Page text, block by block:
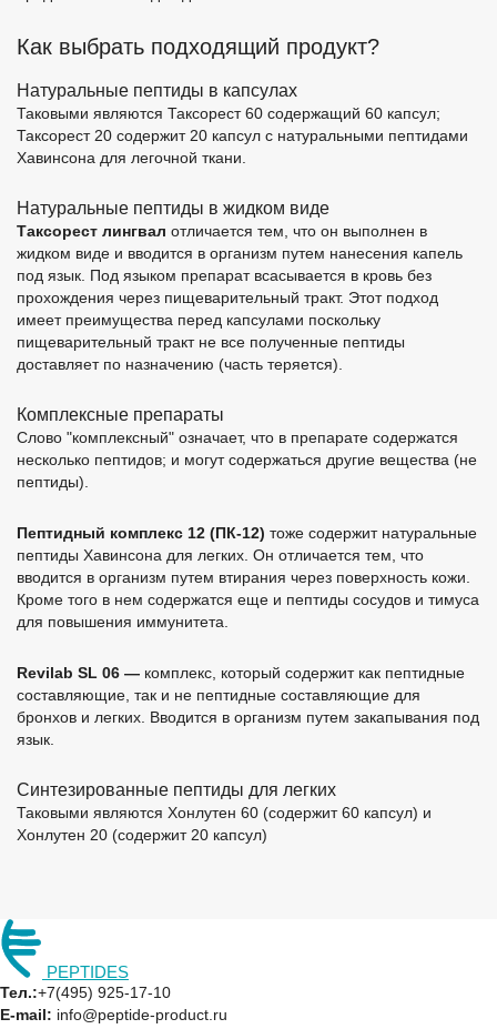
Как выбрать подходящий продукт?
Натуральные пептиды в капсулах
Таковыми являются Таксорест 60 содержащий 60 капсул;
Таксорест 20 содержит 20 капсул с натуральными пептидами
Хавинсона для легочной ткани.
Натуральные пептиды в жидком виде
Таксорест лингвал отличается тем, что он выполнен в
жидком виде и вводится в организм путем нанесения капель
под язык. Под языком препарат всасывается в кровь без
прохождения через пищеварительный тракт. Этот подход
имеет преимущества перед капсулами поскольку
пищеварительный тракт не все полученные пептиды
доставляет по назначению (часть теряется).
Комплексные препараты
Слово "комплексный" означает, что в препарате содержатся
несколько пептидов; и могут содержаться другие вещества (не
пептиды).
Пептидный комплекс 12 (ПК-12) тоже содержит натуральные
пептиды Хавинсона для легких. Он отличается тем, что
вводится в организм путем втирания через поверхность кожи.
Кроме того в нем содержатся еще и пептиды сосудов и тимуса
для повышения иммунитета.
Revilab SL 06 — комплекс, который содержит как пептидные
составляющие, так и не пептидные составляющие для
бронхов и легких. Вводится в организм путем закапывания под
язык.
Синтезированные пептиды для легких
Таковыми являются Хонлутен 60 (содержит 60 капсул) и
Хонлутен 20 (содержит 20 капсул)
PEPTIDES
Тел.:+7(495) 925-17-10
E-mail: info@peptide-product.ru